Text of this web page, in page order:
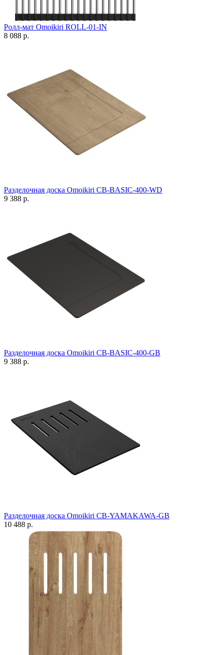
Ролл-мат Omoikiri ROLL-01-IN
8 088 р.
Разделочная доска Omoikiri CB-BASIC-400-WD
9 388 р.
Разделочная доска Omoikiri CB-BASIC-400-GB
9 388 р.
Разделочная доска Omoikiri CB-YAMAKAWA-GB
10 488 р.